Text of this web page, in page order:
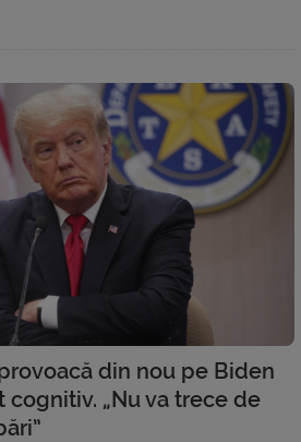
din nou pe Biden
cognitiv. „Nu va trece de